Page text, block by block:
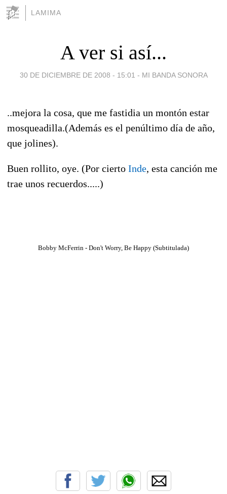
LAMIMA
A ver si así...
30 DE DICIEMBRE DE 2008 - 15:01 - MI BANDA SONORA
..mejora la cosa, que me fastidia un montón estar
mosqueadilla.(Además es el penúltimo día de año,
que jolines).
Buen rollito, oye. (Por cierto Inde, esta canción me
trae unos recuerdos.....)
Bobby McFerrin - Don't Worry, Be Happy (Subtitulada)